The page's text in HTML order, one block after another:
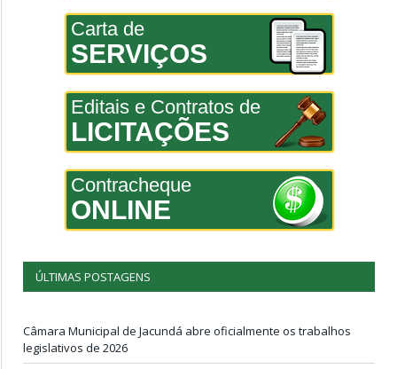
Carta de
SERVIÇOS
Editais e Contratos de
LICITAÇÕES
Contracheque
ONLINE
ÚLTIMAS POSTAGENS
Câmara Municipal de Jacundá abre oficialmente os trabalhos
legislativos de 2026